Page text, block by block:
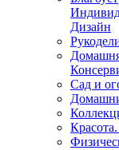
Дизайн
Сад и